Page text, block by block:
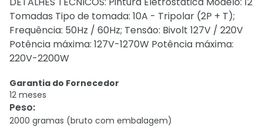
Tomadas Tipo de tomada: 10A - Tripolar (2P + T);
Frequência: 50Hz / 60Hz; Tensão: Bivolt 127V / 220V
Potência máxima: 127V-1270W Potência máxima:
220V-2200W
Garantia do Fornecedor
12 meses
Peso:
2000 gramas (bruto com embalagem)